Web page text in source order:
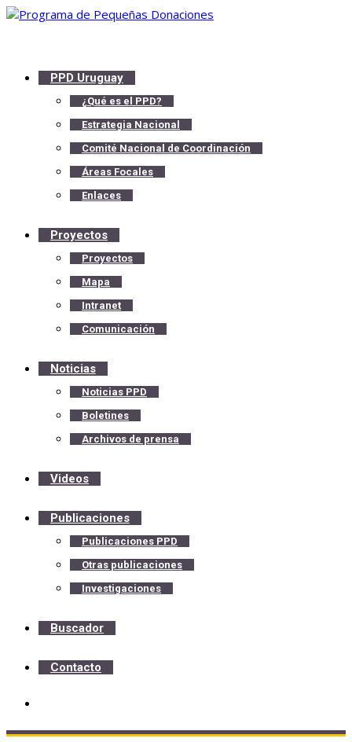
PPD Uruguay
¿Qué es el PPD?
Estrategia Nacional
Comité Nacional de Coordinación
Áreas Focales
Enlaces
Proyectos
Proyectos
Mapa
Intranet
Comunicación
Noticias
Noticias PPD
Boletines
Archivos de prensa
Videos
Publicaciones
Publicaciones PPD
Otras publicaciones
Investigaciones
Buscador
Contacto